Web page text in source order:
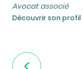
Avocat associé
Découvrir son profil